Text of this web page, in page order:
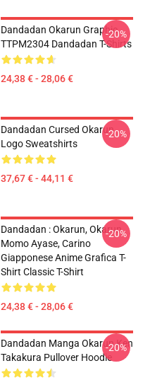
Dandadan Okarun Graphic
TTPM2304 Dandadan T-Shirts
24,38 € - 28,06 €
-20%
Dandadan Cursed Okarun
Logo Sweatshirts
37,67 € - 44,11 €
-20%
Dandadan : Okarun, Okarun,
Momo Ayase, Carino
Giapponese Anime Grafica T-
Shirt Classic T-Shirt
24,38 € - 28,06 €
-20%
Dandadan Manga Okarun Ken
Takakura Pullover Hoodie
-20%